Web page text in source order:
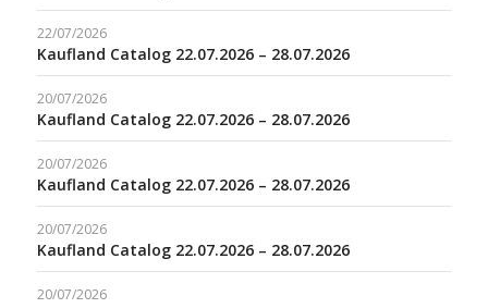
22/07/2026
Kaufland Catalog 22.07.2026 – 28.07.2026
20/07/2026
Kaufland Catalog 22.07.2026 – 28.07.2026
20/07/2026
Kaufland Catalog 22.07.2026 – 28.07.2026
20/07/2026
Kaufland Catalog 22.07.2026 – 28.07.2026
20/07/2026